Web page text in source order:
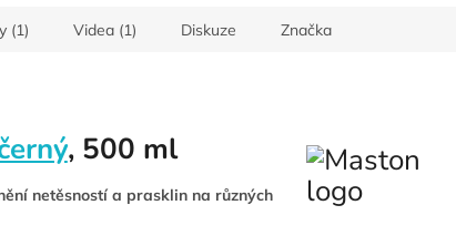
(1) Videa (1) Diskuze Značka
, 500 ml
netěsností a prasklin na různých